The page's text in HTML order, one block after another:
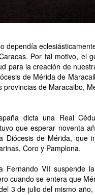
dependía
Por tal motivo, el
para la creación de
de Mérida de
de Maracaibo,
dicta una Real
que esperar noventa
de Mérida, que
Coro y Pamplona.
VII suspende
cuando se entera que
3 de julio del mismo